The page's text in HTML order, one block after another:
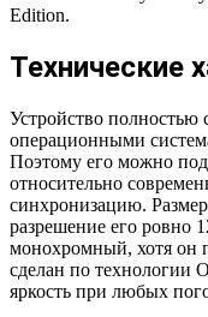
Edition.
Технические
Устройство
операционными
Поэтому его можно
относительно
синхронизацию.
разрешение его ровно
монохромный, хотя он
сделан по технологии
яркость при любых